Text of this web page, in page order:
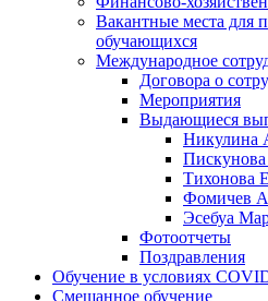
Вакантные места для
обучающихся
Международное
Договора о
Мероприятия
Выдающиеся
Никулина
Тихонова
Фомичев
Эсебуа
Фотоотчеты
Поздравления
Обучение в условиях
Смешанное обучение